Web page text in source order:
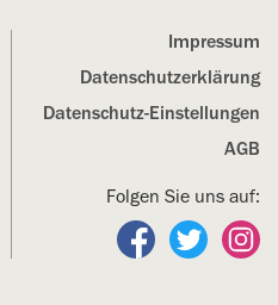
Impressum
Datenschutz­erklärung
Datenschutz-Einstellungen
AGB
Folgen Sie uns auf:
Folgen Sie